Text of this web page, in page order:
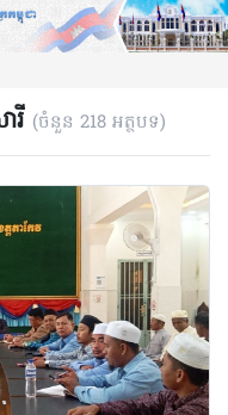
រី (ចំនួន 218 អត្ថបទ)